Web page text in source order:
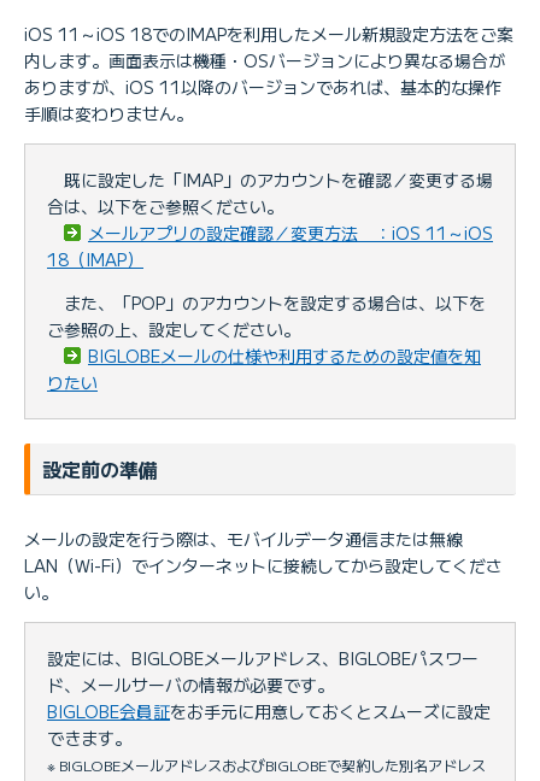
iOS 11～iOS 18でのIMAPを利用したメール新規設定方法をご案
内します。画面表示は機種・OSバージョンにより異なる場合が
ありますが、iOS 11以降のバージョンであれば、基本的な操作
手順は変わりません。
既に設定した「IMAP」のアカウントを確認／変更する場
合は、以下をご参照ください。
メールアプリの設定確認／変更方法 ：iOS 11～iOS
18（IMAP）
また、「POP」のアカウントを設定する場合は、以下を
ご参照の上、設定してください。
BIGLOBEメールの仕様や利用するための設定値を知
りたい
設定前の準備
メールの設定を行う際は、モバイルデータ通信または無線
LAN（Wi-Fi）でインターネットに接続してから設定してくださ
い。
設定には、BIGLOBEメールアドレス、BIGLOBEパスワー
ド、メールサーバの情報が必要です。
BIGLOBE会員証をお手元に用意しておくとスムーズに設定
できます。
※ BIGLOBEメールアドレスおよびBIGLOBEで契約した別名アドレス